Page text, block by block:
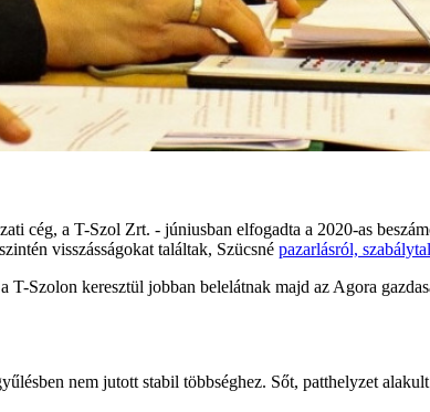
cég, a T-Szol Zrt. - júniusban elfogadta a 2020-as
visszásságokat találtak, Szücsné pazarlásról,
Szolon keresztül jobban belelátnak majd az Agora
nem jutott stabil többséghez. Sőt, patthelyzet